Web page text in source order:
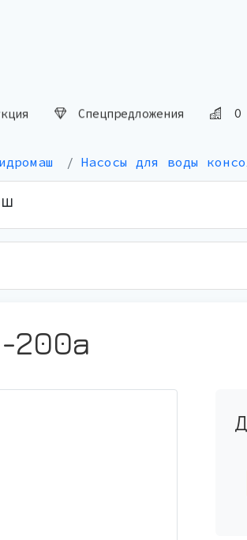
Спецпредложения О
Насосы для воды
200а